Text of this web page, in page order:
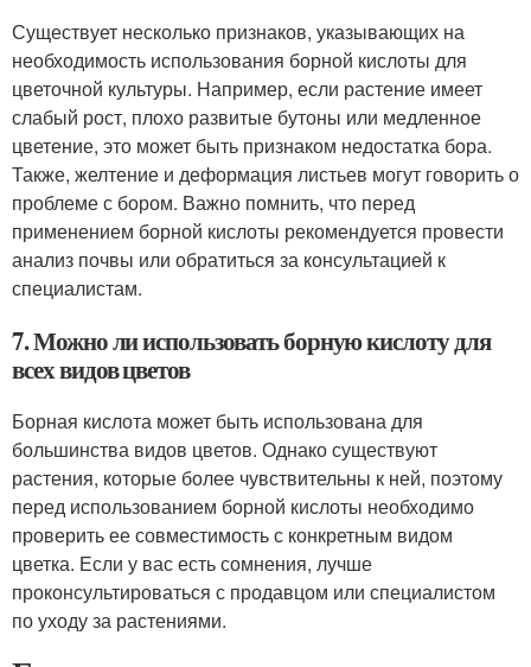
Существует несколько признаков, указывающих на
необходимость использования борной кислоты для
цветочной культуры. Например, если растение имеет
слабый рост, плохо развитые бутоны или медленное
цветение, это может быть признаком недостатка бора.
Также, желтение и деформация листьев могут говорить о
проблеме с бором. Важно помнить, что перед
применением борной кислоты рекомендуется провести
анализ почвы или обратиться за консультацией к
специалистам.
7. Можно ли использовать борную кислоту для
всех видов цветов
Борная кислота может быть использована для
большинства видов цветов. Однако существуют
растения, которые более чувствительны к ней, поэтому
перед использованием борной кислоты необходимо
проверить ее совместимость с конкретным видом
цветка. Если у вас есть сомнения, лучше
проконсультироваться с продавцом или специалистом
по уходу за растениями.